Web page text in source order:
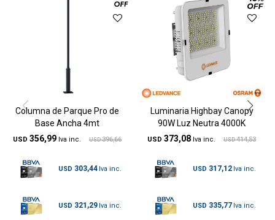
Columna de Parque Pro de
Base Ancha 4mt
USD 356,99 USD 396,66
USD 303,44
USD 321,29
Luminaria Highbay Canopy
90W Luz Neutra 4000K
USD 373,08 USD 414,53
USD 317,12
USD 335,77